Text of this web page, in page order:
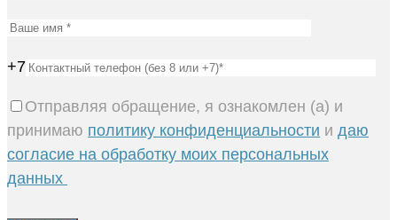
+7
Отправляя обращение, я ознакомлен (а) и
принимаю политику конфиденциальности и даю
согласие на обработку моих персональных
данных